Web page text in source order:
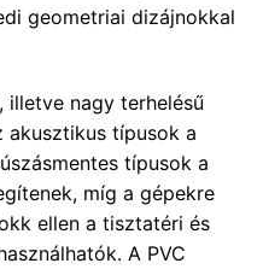
geometriai dizájnokkal
nagy terhelésű
akusztikus típusok a
típusok a
míg a gépekre
ellen a tisztatéri és
A PVC